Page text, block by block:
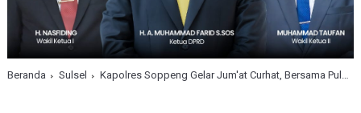
Beranda Sulsel Kapolres Soppeng Gelar Jum'at Curhat, Bersama Puluhan Pekerja Kuli Tinta